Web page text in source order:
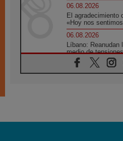
06.08.2026
El agradecimiento
«Hoy nos
06.08.2026
Líbano:
medio de
país
06.08.2026